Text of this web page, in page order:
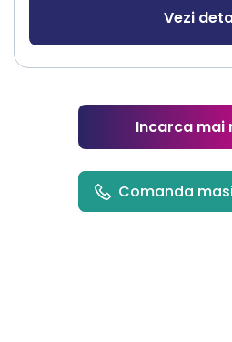
Vezi
Incarca mai
Comanda